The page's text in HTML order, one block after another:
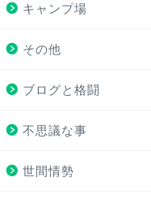
キャンプ場
その他
ブログと格闘
不思議な事
世間情勢